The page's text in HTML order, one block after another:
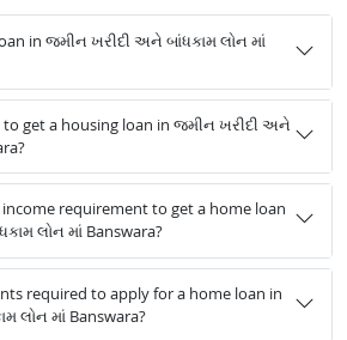
in જમીન ખરીદી અને બાંધકામ લોન માં
to get a housing loan in જમીન ખરીદી અને
requirement to get a home loan
લોન માં Banswara?
required to apply for a home loan in
લોન માં Banswara?